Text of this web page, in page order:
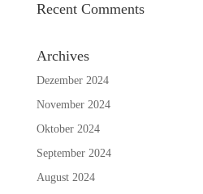
Recent Comments
Archives
Dezember 2024
November 2024
Oktober 2024
September 2024
August 2024